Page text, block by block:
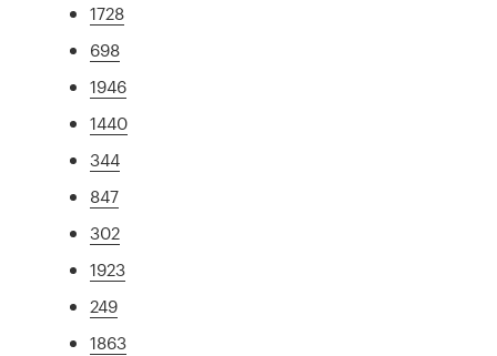
1728
698
1946
1440
344
847
302
1923
249
1863